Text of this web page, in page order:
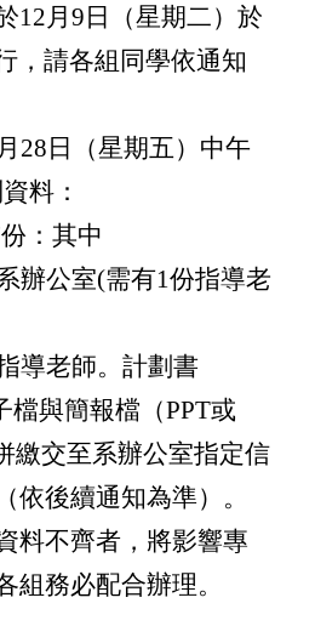
12月9日（星期二）於
，請各組同學依通知
28日（星期五）中午
料：
：其中
辦公室(需有1份指導老
導老師。計劃書
檔與簡報檔（PPT或
繳交至系辦公室指定信
依後續通知為準）。
料不齊者，將影響專
組務必配合辦理。